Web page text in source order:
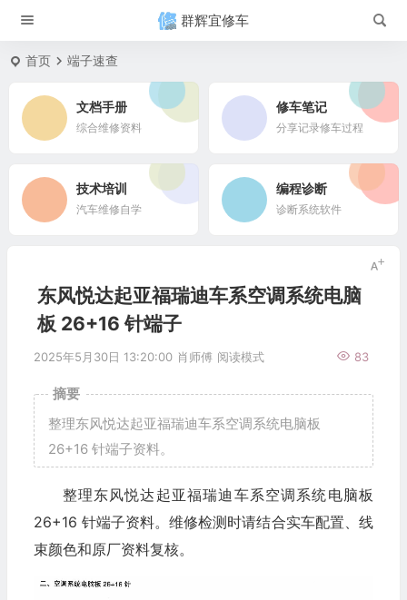
群辉宜修车
首页 端子速查
文档手册
综合维修资料
修车笔记
分享记录修车过程
技术培训
汽车维修自学
编程诊断
诊断系统软件
东风悦达起亚福瑞迪车系空调系统电脑
板 26+16 针端子
2025年5月30日 13:20:00 肖师傅 83
阅读模式
摘要
整理东风悦达起亚福瑞迪车系空调系统电脑板
26+16 针端子资料。
整理东风悦达起亚福瑞迪车系空调系统电脑板
26+16 针端子资料。维修检测时请结合实车配置、线
束颜色和原厂资料复核。